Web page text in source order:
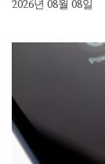
2026년 08월 08일